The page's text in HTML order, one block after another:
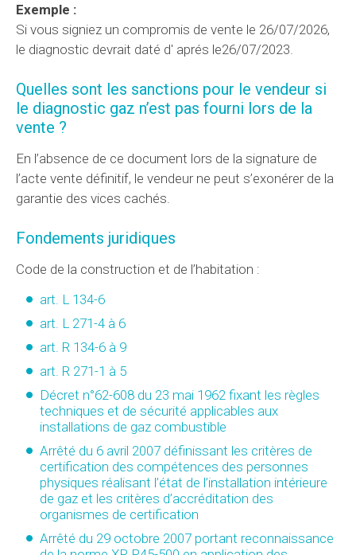
Exemple :
Si vous signiez un compromis de vente le 26/07/2026,
le diagnostic devrait daté d' aprés le26/07/2023.
Quelles sont les sanctions pour le vendeur si
le diagnostic gaz n’est pas fourni lors de la
vente ?
En l’absence de ce document lors de la signature de
l’acte vente définitif, le vendeur ne peut s’exonérer de la
garantie des vices cachés.
Fondements juridiques
Code de la construction et de l’habitation :
art. L 134-6
art. L 271-4 à 6
art. R 134-6 à 9
art. R 271-1 à 5
Décret n°62-608 du 23 mai 1962 fixant les règles
techniques et de sécurité applicables aux
installations de gaz combustible
Arrêté du 6 avril 2007 définissant les critères de
certification des compétences des personnes
physiques réalisant l’état de l’installation intérieure
de gaz et les critères d’accréditation des
organismes de certification
Arrêté du 29 octobre 2007 portant reconnaissance